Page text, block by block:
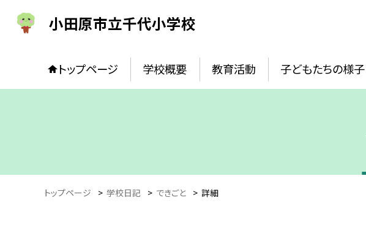
小田原市立千代小学校
トップページ 学校概要 教育活動 子どもたちの様子
トップページ > 学校日記 > できごと > 詳細